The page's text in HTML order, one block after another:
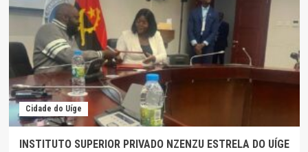
Cidade do Uíge
INSTITUTO SUPERIOR PRIVADO NZENZU ESTRELA DO UÍGE